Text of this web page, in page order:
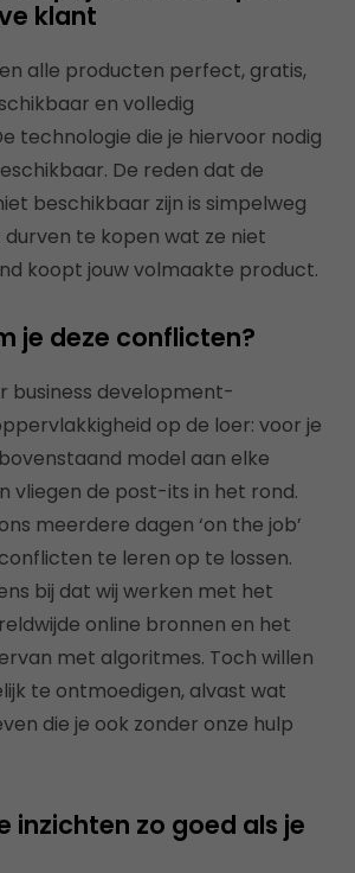
klant
alle producten perfect, gratis,
en volledig
technologie die je hiervoor nodig
De reden dat de
beschikbaar zijn is simpelweg
te kopen wat ze niet
koopt jouw volmaakte product.
je deze conflicten?
business development-
op de loer: voor je
model aan elke
vliegen de post-its in het rond.
meerdere dagen ‘on the job’
te leren op te lossen.
bij dat wij werken met het
online bronnen en het
met algoritmes. Toch willen
te ontmoedigen, alvast wat
die je ook zonder onze hulp
inzichten zo goed als je